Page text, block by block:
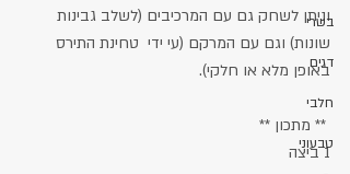
בשרי
דגים
חלבי
טבעוני
וניתן לשחק גם עם המרכיבים (לשלב גבינות
שונות) וגם עם המרקם (עי ידי  טחינת התירס
באופן מלא או חלקי).
1 ביצה